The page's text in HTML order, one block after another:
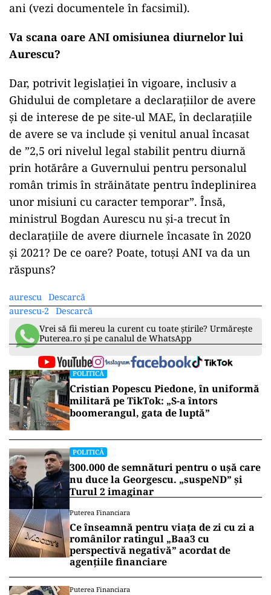
ani (vezi documentele în facsimil).
Va scana oare ANI omisiunea diurnelor lui
Aurescu?
Dar, potrivit legislației în vigoare, inclusiv a
Ghidului de completare a declarațiilor de avere
și de interese de pe site-ul MAE, în declarațiile
de avere se va include și venitul anual încasat
de ”2,5 ori nivelul legal stabilit pentru diurnă
prin hotărâre a Guvernului pentru personalul
român trimis în străinătate pentru îndeplinirea
unor misiuni cu caracter temporar”. Însă,
ministrul Bogdan Aurescu nu și-a trecut în
declarațiile de avere diurnele încasate în 2020
și 2021? De ce oare? Poate, totuși ANI va da un
răspuns?
aurescu Descarcă
aurescu-2 Descarcă
Vrei să fii mereu la curent cu toate știrile? Urmărește
Puterea.ro și pe canalul de WhatsApp
POLITICĂ
Cristian Popescu Piedone, în uniformă
militară pe TikTok: „S-a întors
boomerangul, gata de luptă”
POLITICĂ
300.000 de semnături pentru o ușă care
nu duce la Georgescu. „suspeND” și
Turul 2 imaginar
Puterea Financiara
Ce înseamnă pentru viața de zi cu zi a
românilor ratingul „Baa3 cu
perspectivă negativă” acordat de
agențiile financiare
Puterea Financiara